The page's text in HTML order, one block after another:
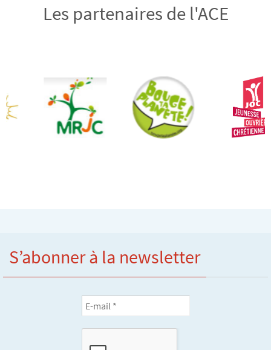
Les partenaires de l'ACE
S’abonner à la newsletter